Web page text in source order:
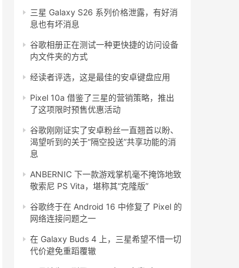
三星 Galaxy S26 系列价格泄露，有好消
息也有坏消息
谷歌相册正在测试一种更快捷的访问设备
内文件夹的方式
经读者评选，这是最佳的安卓键盘应用
Pixel 10a 借鉴了三星的营销策略，推出
了这项限时预售优惠活动
谷歌刚刚证实了安卓粉丝一直翘首以盼、
渴望听到的关于“隔空投送”共享功能的消
息
ANBERNIC 下一款游戏掌机毫不掩饰地致
敬索尼 PS Vita，堪称其“克隆版”
谷歌终于在 Android 16 中修复了 Pixel 的
网络连接问题之一
在 Galaxy Buds 4 上，三星希望不惜一切
代价避免重蹈覆辙